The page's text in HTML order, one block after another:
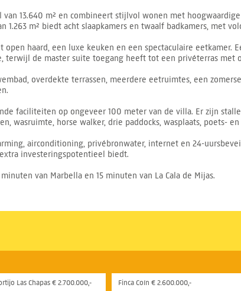
13.640 m² en combineert stijlvol wonen met
1.263 m² biedt acht slaapkamers en twaalf badkamers, met
haard, een luxe keuken en een spectaculaire eetkamer.
terwijl de master suite toegang heeft tot een privéterras met
overdekte terrassen, meerdere eetruimtes, een
faciliteiten op ongeveer 100 meter van de villa. Er zijn
wasruimte, horse walker, drie paddocks, wasplaats, poets-
airconditioning, privébronwater, internet en 24-
investeringspotentieel biedt.
van Marbella en 15 minuten van La Cala de Mijas.
Las Chapas € 2.700.000,- Finca Coín € 2.600.000,-